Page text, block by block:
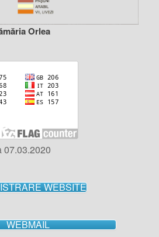
Orlea
07.03.2020
WEBSITE
WEBMAIL